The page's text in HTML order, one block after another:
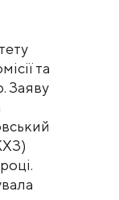
та
Заяву